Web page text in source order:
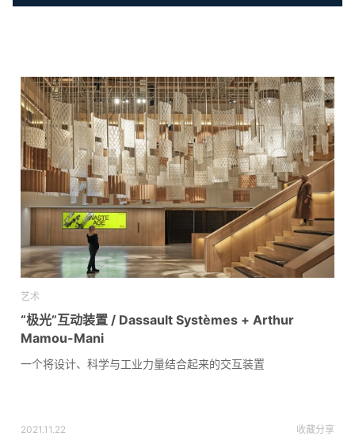
艺术
“极光”互动装置 / Dassault Systèmes + Arthur
Mamou-Mani
一个将设计、科学与工业力量结合起来的交互装置
2021.11.22 收藏分享